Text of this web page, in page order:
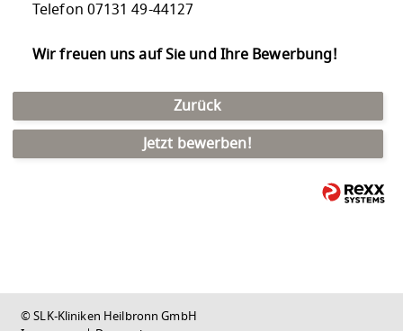
Telefon 07131 49-44127
Wir freuen uns auf Sie und Ihre Bewerbung!
Zurück
Jetzt bewerben!
© SLK-Kliniken Heilbronn GmbH